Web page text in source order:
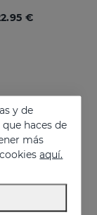
€
y de
haces de
más
aquí.